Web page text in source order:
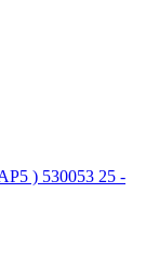
) 530053 25 -